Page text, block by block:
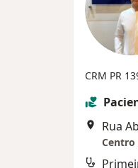
CRM PR
Rua
Centro